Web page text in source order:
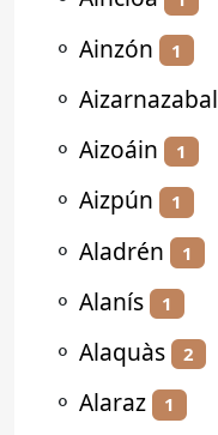
⚬ Ainzón 1
⚬ Aizarnazabal
⚬ Aizoáin 1
⚬ Aizpún 1
⚬ Aladrén 1
⚬ Alanís 1
⚬ Alaquàs 2
⚬ Alaraz 1